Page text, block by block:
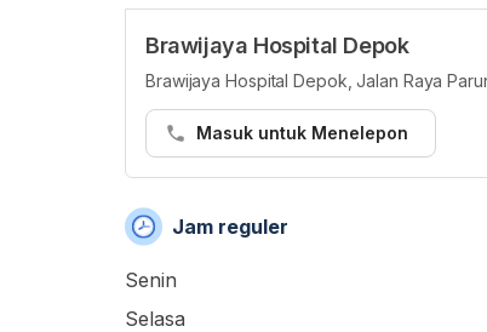
Brawijaya Hospital Depok
Brawijaya Hospital Depok, Jalan Raya
Masuk untuk Menelepon
Jam reguler
Senin
Selasa